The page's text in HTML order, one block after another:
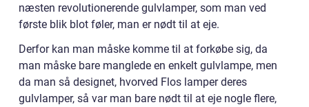
næsten revolutionerende gulvlamper, som man ved
første blik blot føler, man er nødt til at eje.
Derfor kan man måske komme til at forkøbe sig, da
man måske bare manglede en enkelt gulvlampe, men
da man så designet, hvorved Flos lamper deres
gulvlamper, så var man bare nødt til at eje nogle flere,